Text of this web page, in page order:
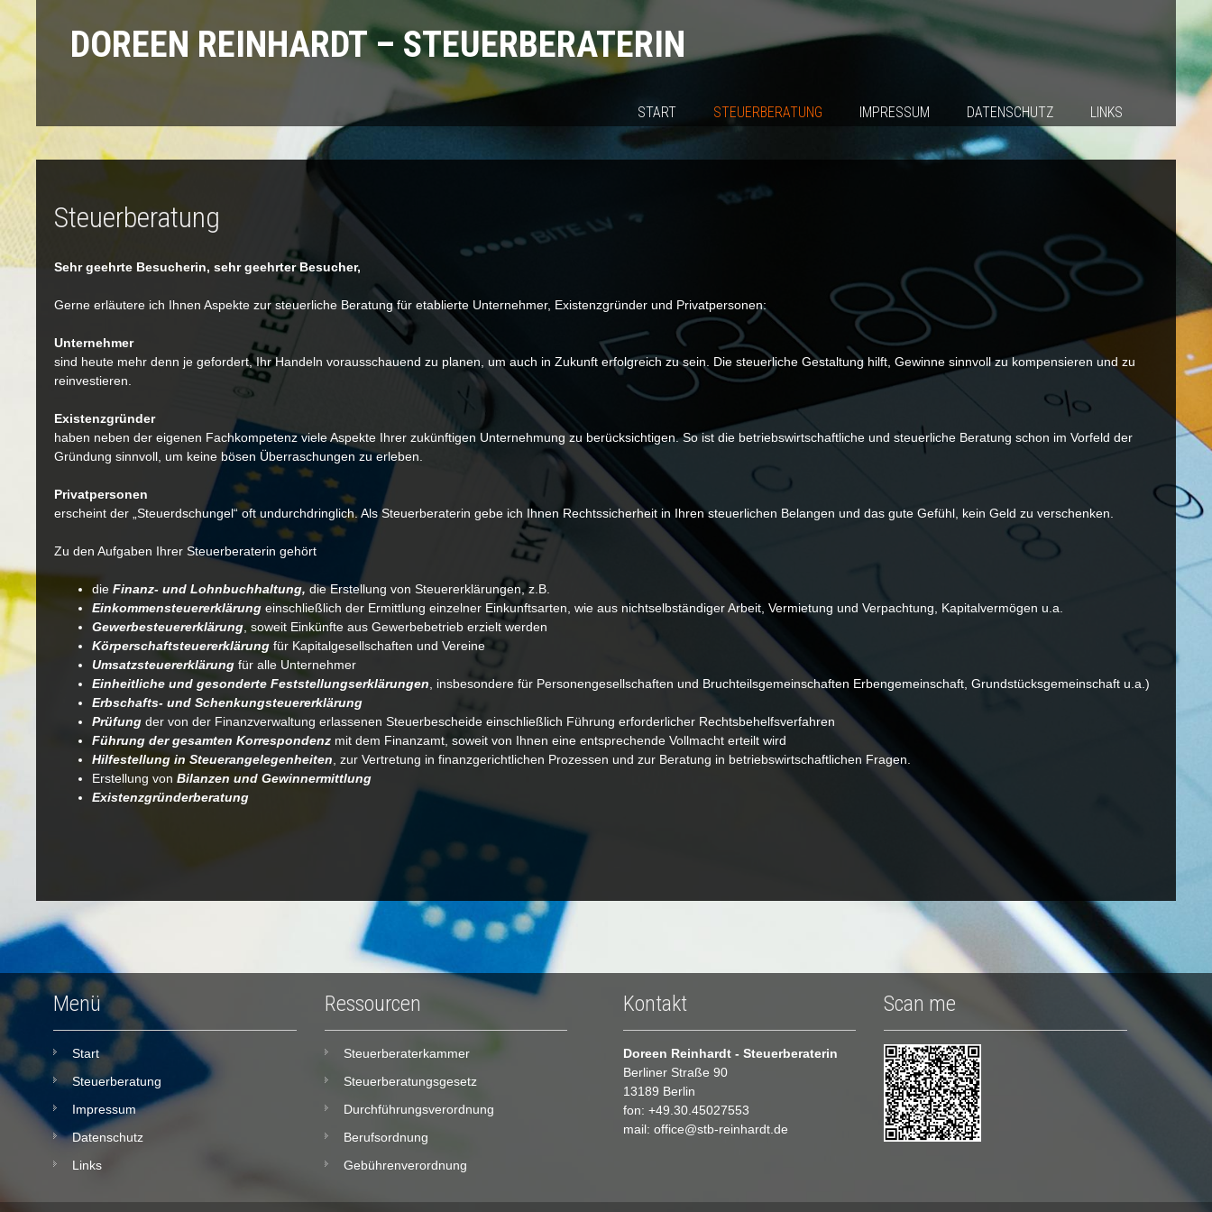
DOREEN REINHARDT – STEUERBERATERIN
START STEUERBERATUNG IMPRESSUM DATENSCHUTZ LINKS
Steuerberatung
Sehr geehrte Besucherin, sehr geehrter Besucher,
Gerne erläutere ich Ihnen Aspekte zur steuerliche Beratung für etablierte Unternehmer, Existenzgründer und Privatpersonen:
Unternehmer
sind heute mehr denn je gefordert, Ihr Handeln vorausschauend zu planen, um auch in Zukunft erfolgreich zu sein. Die steuerliche Gestaltung hilft, Gewinne sinnvoll zu kompensieren und zu
reinvestieren.
Existenzgründer
haben neben der eigenen Fachkompetenz viele Aspekte Ihrer zukünftigen Unternehmung zu berücksichtigen. So ist die betriebswirtschaftliche und steuerliche Beratung schon im Vorfeld der
Gründung sinnvoll, um keine bösen Überraschungen zu erleben.
Privatpersonen
erscheint der „Steuerdschungel“ oft undurchdringlich. Als Steuerberaterin gebe ich Ihnen Rechtssicherheit in Ihren steuerlichen Belangen und das gute Gefühl, kein Geld zu verschenken.
Zu den Aufgaben Ihrer Steuerberaterin gehört
die Finanz- und Lohnbuchhaltung,die Erstellung von Steuererklärungen, z.B.
Einkommensteuererklärung einschließlich der Ermittlung einzelner Einkunftsarten, wie aus nichtselbständiger Arbeit, Vermietung und Verpachtung, Kapitalvermögen u.a.
Gewerbesteuererklärung , soweit Einkünfte aus Gewerbebetrieb erzielt werden
Körperschaftsteuererklärung für Kapitalgesellschaften und Vereine
Umsatzsteuererklärung für alle Unternehmer
Einheitliche und gesonderte Feststellungserklärungen , insbesondere für Personengesellschaften und Bruchteilsgemeinschaften Erbengemeinschaft, Grundstücksgemeinschaft u.a.)
Erbschafts- und Schenkungsteuererklärung
Prüfung der von der Finanzverwaltung erlassenen Steuerbescheide einschließlich Führung erforderlicher Rechtsbehelfsverfahren
Führung der gesamten Korrespondenz mit dem Finanzamt, soweit von Ihnen eine entsprechende Vollmacht erteilt wird
Hilfestellung in Steuerangelegenheiten , zur Vertretung in finanzgerichtlichen Prozessen und zur Beratung in betriebswirtschaftlichen Fragen.
Erstellung von Bilanzen und Gewinnermittlung
Existenzgründerberatung
Menü
Start
Steuerberatung
Impressum
Datenschutz
Links
Ressourcen
Steuerberaterkammer
Steuerberatungsgesetz
Durchführungsverordnung
Berufsordnung
Gebührenverordnung
Kontakt
Doreen Reinhardt - Steuerberaterin
Berliner Straße 90
13189 Berlin
fon: +49.30.45027553
mail: office@stb-reinhardt.de
Scan me